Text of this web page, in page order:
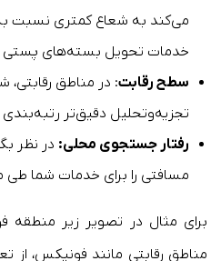
می‌کند به شعاع کمتری نسبت
خدمات تحویل بسته‌های پستی
سطح رقابت: در مناطق
تجزیه‌وتحلیل دقیق‌تر
رفتار جستجوی محلی: در نظر
مسافتی را برای خدمات شما طی
برای مثال در تصویر زیر منطقه
مناطق رقابتی مانند فونیکس، از